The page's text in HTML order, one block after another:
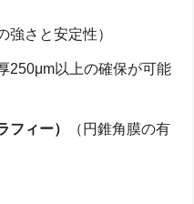
強さと安定性）
250μm以上の確保が可能
フィー）
（円錐角膜の有